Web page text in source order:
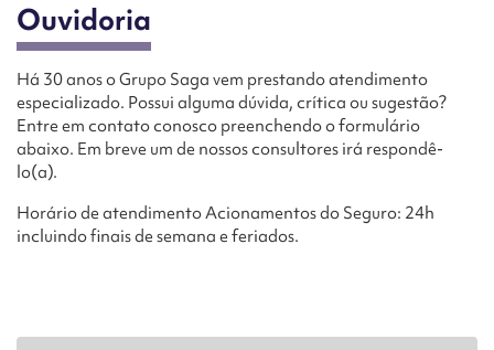
Ouvidoria
Há 30 anos o Grupo Saga vem prestando atendimento
especializado. Possui alguma dúvida, crítica ou sugestão?
Entre em contato conosco preenchendo o formulário
abaixo. Em breve um de nossos consultores irá respondê-
lo(a).
Horário de atendimento Acionamentos do Seguro: 24h
incluindo finais de semana e feriados.